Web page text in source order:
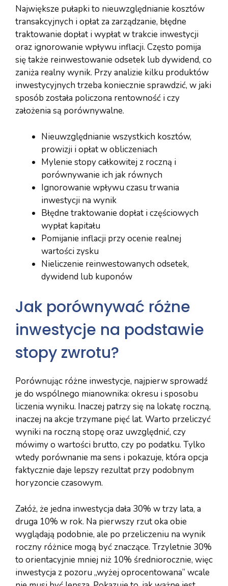
Największe pułapki to nieuwzględnianie kosztów
transakcyjnych i opłat za zarządzanie, błędne
traktowanie dopłat i wypłat w trakcie inwestycji
oraz ignorowanie wpływu inflacji. Często pomija
się także reinwestowanie odsetek lub dywidend, co
zaniża realny wynik. Przy analizie kilku produktów
inwestycyjnych trzeba koniecznie sprawdzić, w jaki
sposób została policzona rentowność i czy
założenia są porównywalne.
Nieuwzględnianie wszystkich kosztów,
prowizji i opłat w obliczeniach
Mylenie stopy całkowitej z roczną i
porównywanie ich jak równych
Ignorowanie wpływu czasu trwania
inwestycji na wynik
Błędne traktowanie dopłat i częściowych
wypłat kapitału
Pomijanie inflacji przy ocenie realnej
wartości zysku
Nieliczenie reinwestowanych odsetek,
dywidend lub kuponów
Jak porównywać różne
inwestycje na podstawie
stopy zwrotu?
Porównując różne inwestycje, najpierw sprowadź
je do wspólnego mianownika: okresu i sposobu
liczenia wyniku. Inaczej patrzy się na lokatę roczną,
inaczej na akcje trzymane pięć lat. Warto przeliczyć
wyniki na roczną stopę oraz uwzględnić, czy
mówimy o wartości brutto, czy po podatku. Tylko
wtedy porównanie ma sens i pokazuje, która opcja
faktycznie daje lepszy rezultat przy podobnym
horyzoncie czasowym.
Załóż, że jedna inwestycja dała 30% w trzy lata, a
druga 10% w rok. Na pierwszy rzut oka obie
wyglądają podobnie, ale po przeliczeniu na wynik
roczny różnice mogą być znaczące. Trzyletnie 30%
to orientacyjnie mniej niż 10% średniorocznie, więc
inwestycja z pozoru „wyżej oprocentowana” wcale